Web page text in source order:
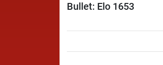
Bullet: Elo 1653